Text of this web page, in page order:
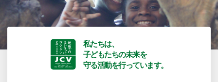
私たちは、
子どもたちの未来を
守る活動を行っています。